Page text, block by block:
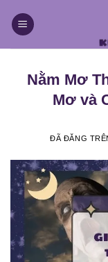
đến
Nằm Mơ
Mơ và
ĐÃ ĐĂNG